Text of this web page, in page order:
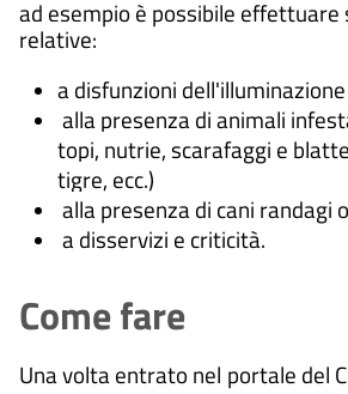
ad esempio è possibile effettuare
relative:
a disfunzioni
alla presenza di animali
topi, nutrie, scarafaggi e
tigre, ecc.)
alla presenza di cani randagi
a disservizi e criticità.
Come fare
Una volta entrato nel portale del